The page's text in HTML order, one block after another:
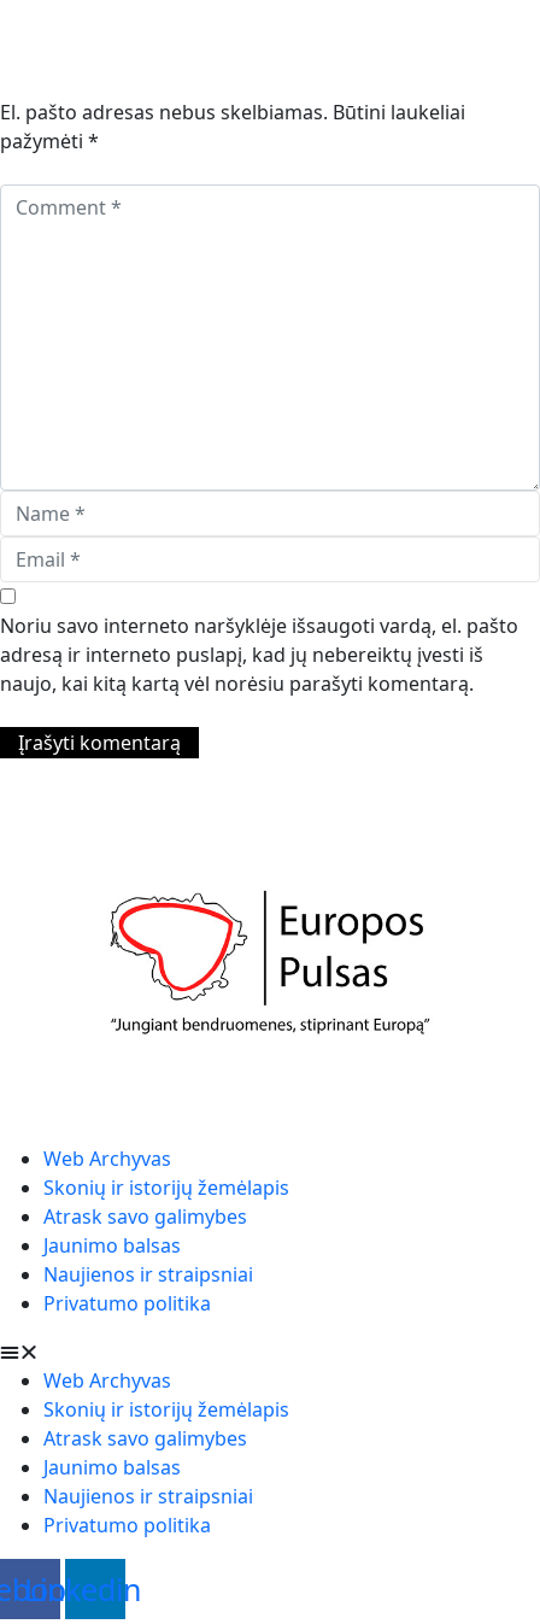
El. pašto adresas nebus skelbiamas. Būtini laukeliai
pažymėti *
Noriu savo interneto naršyklėje išsaugoti vardą, el. pašto
adresą ir interneto puslapį, kad jų nebereiktų įvesti iš
naujo, kai kitą kartą vėl norėsiu parašyti komentarą.
Web Archyvas
Skonių ir istorijų žemėlapis
Atrask savo galimybes
Jaunimo balsas
Naujienos ir straipsniai
Privatumo politika
Web Archyvas
Skonių ir istorijų žemėlapis
Atrask savo galimybes
Jaunimo balsas
Naujienos ir straipsniai
Privatumo politika
Linkedin